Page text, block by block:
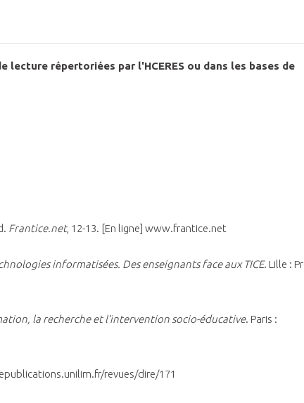
répertoriées par l'HCERES ou dans les bases de
Frantice.net, 12-13. [En ligne] www.frantice.net
informatisées. Des enseignants face aux TICE. Lille :
la recherche et l’intervention socio-éducative. Paris :
revues/dire/171